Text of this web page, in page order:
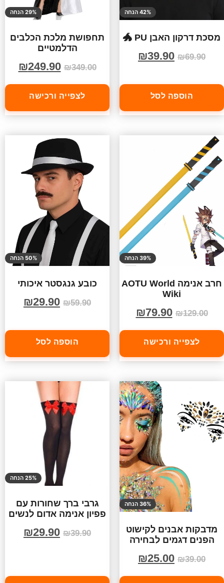
42% הנחה
מסכת דרקון האבן PU 🐲
₪69.90
₪39.90
הוספה לסל
29% הנחה
תחפושת מלכת הכלבים
הדלמטיים
₪349.00
₪249.90
לצפייה ורכישה
39% הנחה
חרב אנימה AOTU World
Wiki
₪129.00
₪79.90
לצפייה ורכישה
50% הנחה
כובע גנגסטר איכותי
₪59.90
₪29.90
הוספה לסל
36% הנחה
מדבקות אבנים לקישוט
הפנים דגמים לבחירה
₪39.00
₪25.00
25% הנחה
גרבי ברך שחורות עם
פפיון אנימה אדום לנשים
₪39.90
₪29.90